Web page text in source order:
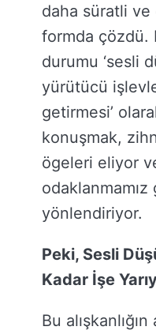
daha süratli
formda çözdü.
durumu ‘sesli
yürütücü
getirmesi’
konuşmak,
ögeleri eliyor
yönlendiriyor.
Peki, Sesli
Kadar İşe
Bu